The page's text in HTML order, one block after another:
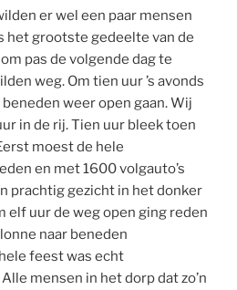
er wel een paar mensen
het grootste gedeelte van de
pas de volgende dag te
weg. Om tien uur ’s avonds
weer open gaan. Wij
in de rij. Tien uur bleek toen
moest de hele
en met 1600 volgauto’s
prachtig gezicht in het donker
elf uur de weg open ging reden
naar beneden
feest was echt
mensen in het dorp dat zo’n